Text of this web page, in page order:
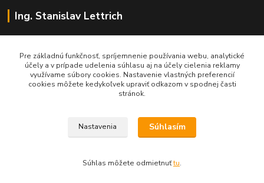
Ing. Stanislav Lettrich
+421 905 545 198
NONSTOP
Pre základnú funkčnosť, spríjemnenie používania webu, analytické
účely a v prípade udelenia súhlasu aj na účely cielenia reklamy
využívame súbory cookies. Nastavenie vlastných preferencií
cookies môžete kedykoľvek upraviť odkazom v spodnej časti
stránok.
Nastavenia Súhlasím
Súhlas môžete odmietnuťtu.